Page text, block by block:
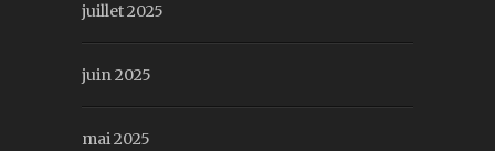
juillet 2025
juin 2025
mai 2025